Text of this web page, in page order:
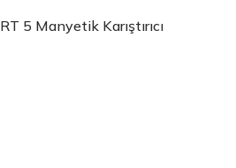
RT 5 Manyetik Karıştırıcı